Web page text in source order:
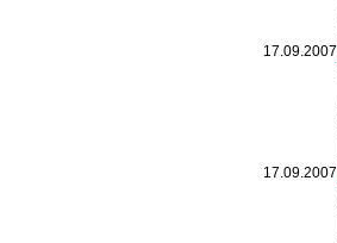
17.09.2007
17.09.2007